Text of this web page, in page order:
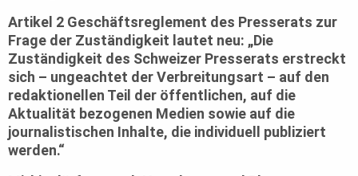
Artikel 2 Geschäftsreglement des Presserats zur
Frage der Zuständigkeit lautet neu: „Die
Zuständigkeit des Schweizer Presserats erstreckt
sich – ungeachtet der Verbreitungsart – auf den
redaktionellen Teil der öffentlichen, auf die
Aktualität bezogenen Medien sowie auf die
journalistischen Inhalte, die individuell publiziert
werden.“